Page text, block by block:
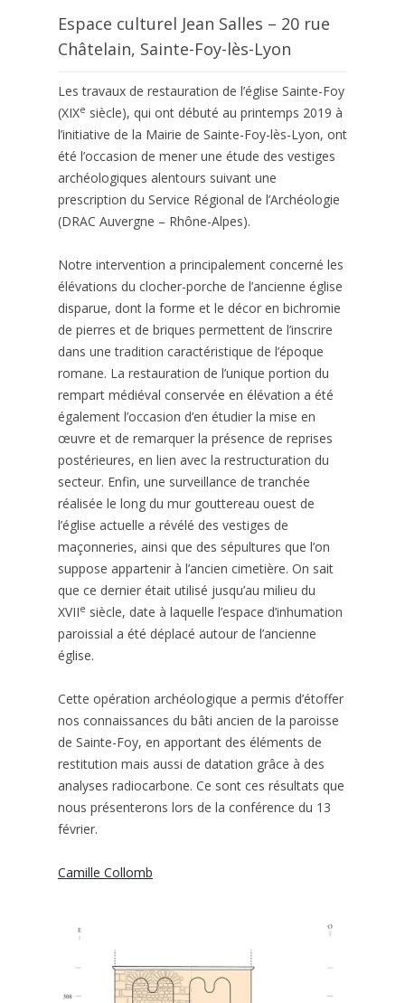
Espace culturel Jean Salles – 20 rue
Châtelain, Sainte-Foy-lès-Lyon
Les travaux de restauration de l’église Sainte-Foy
(XIXe siècle), qui ont débuté au printemps 2019 à
l’initiative de la Mairie de Sainte-Foy-lès-Lyon, ont
été l’occasion de mener une étude des vestiges
archéologiques alentours suivant une
prescription du Service Régional de l’Archéologie
(DRAC Auvergne – Rhône-Alpes).
Notre intervention a principalement concerné les
élévations du clocher-porche de l’ancienne église
disparue, dont la forme et le décor en bichromie
de pierres et de briques permettent de l’inscrire
dans une tradition caractéristique de l’époque
romane. La restauration de l’unique portion du
rempart médiéval conservée en élévation a été
également l’occasion d’en étudier la mise en
œuvre et de remarquer la présence de reprises
postérieures, en lien avec la restructuration du
secteur. Enfin, une surveillance de tranchée
réalisée le long du mur gouttereau ouest de
l’église actuelle a révélé des vestiges de
maçonneries, ainsi que des sépultures que l’on
suppose appartenir à l’ancien cimetière. On sait
que ce dernier était utilisé jusqu’au milieu du
XVIIe siècle, date à laquelle l’espace d’inhumation
paroissial a été déplacé autour de l’ancienne
église.
Cette opération archéologique a permis d’étoffer
nos connaissances du bâti ancien de la paroisse
de Sainte-Foy, en apportant des éléments de
restitution mais aussi de datation grâce à des
analyses radiocarbone. Ce sont ces résultats que
nous présenterons lors de la conférence du 13
février.
Camille Collomb